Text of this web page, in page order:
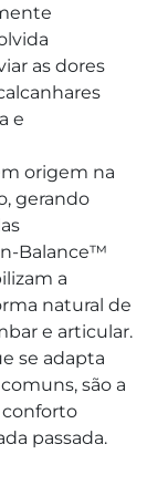
as dores
e
origem na
gerando
Balance™
a
natural de
e articular.
se adapta
são a
conforto
passada.